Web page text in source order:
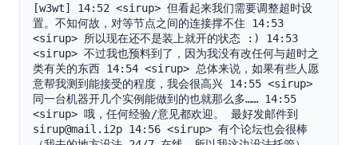
[w3wt] 14:52 <sirup> 但看起来我们需要调整超时设
置。不知何故，对等节点之间的连接撑不住 14:53
<sirup> 所以现在还不是装上就开的状态 :) 14:53
<sirup> 不过我也预料到了，因为我没有改任何与超时之
类有关的东西 14:54 <sirup> 总体来说，如果有些人愿
意帮我测到能接受的程度，我会很高兴 14:55 <sirup>
同一台机器开几个实例能做到的也就那么多…… 14:55
<sirup> 哦，任何经验/意见都欢迎。 最好发邮件到
sirup@mail.i2p 14:56 <sirup> 有个论坛也会很棒